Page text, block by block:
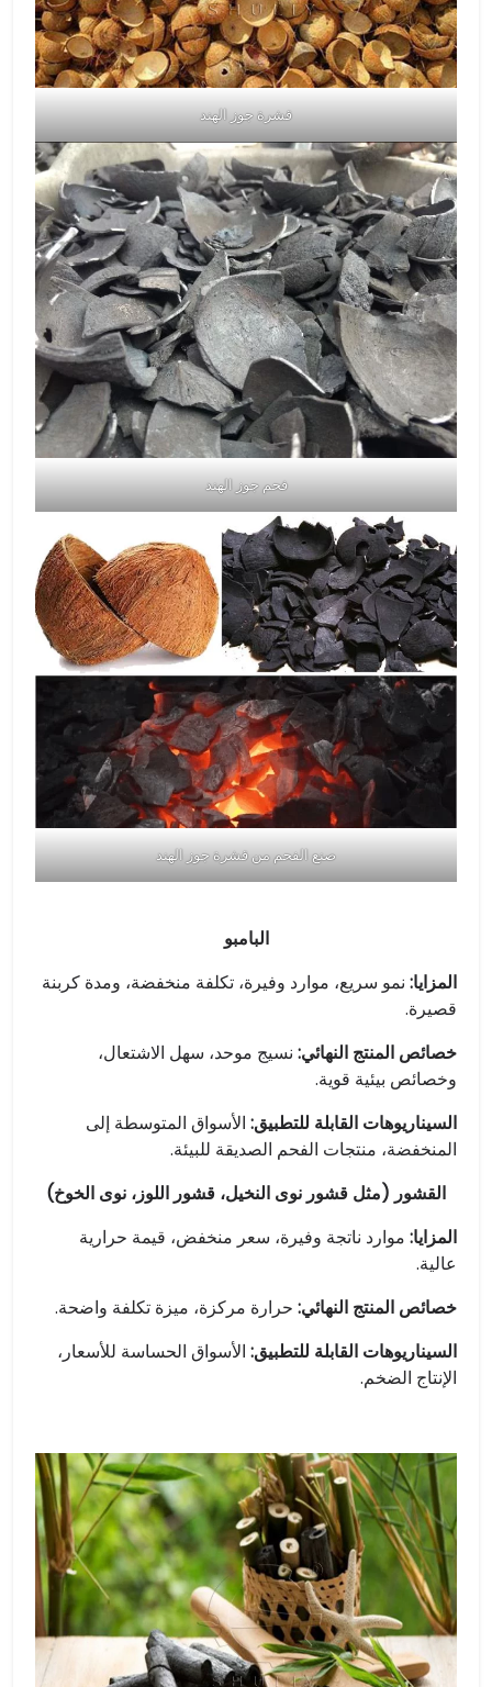
قشرة جوز الهند
فحم جوز الهند
صنع الفحم من قشرة جوز الهند
البامبو
المزايا: نمو سريع، موارد وفيرة، تكلفة منخفضة، ومدة كربنة
قصيرة.
خصائص المنتج النهائي: نسيج موحد، سهل الاشتعال،
وخصائص بيئية قوية.
السيناريوهات القابلة للتطبيق: الأسواق المتوسطة إلى
المنخفضة، منتجات الفحم الصديقة للبيئة.
القشور (مثل قشور نوى النخيل، قشور اللوز، نوى الخوخ)
المزايا: موارد ناتجة وفيرة، سعر منخفض، قيمة حرارية
عالية.
خصائص المنتج النهائي: حرارة مركزة، ميزة تكلفة واضحة.
السيناريوهات القابلة للتطبيق: الأسواق الحساسة للأسعار،
الإنتاج الضخم.